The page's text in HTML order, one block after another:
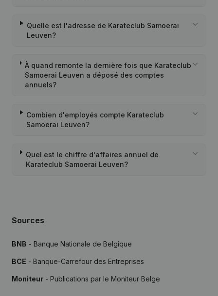
Quelle est l'adresse de Karateclub Samoerai
Leuven?
À quand remonte la dernière fois que Karateclub
Samoerai Leuven a déposé des comptes
annuels?
Combien d'employés compte Karateclub
Samoerai Leuven?
Quel est le chiffre d'affaires annuel de
Karateclub Samoerai Leuven?
Sources
BNB - Banque Nationale de Belgique
BCE - Banque-Carrefour des Entreprises
Moniteur - Publications par le Moniteur Belge